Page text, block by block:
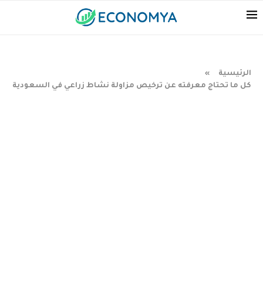
الرئيسية »
كل ما تحتاج معرفته عن ترخيص مزاولة نشاط زراعي في السعودية